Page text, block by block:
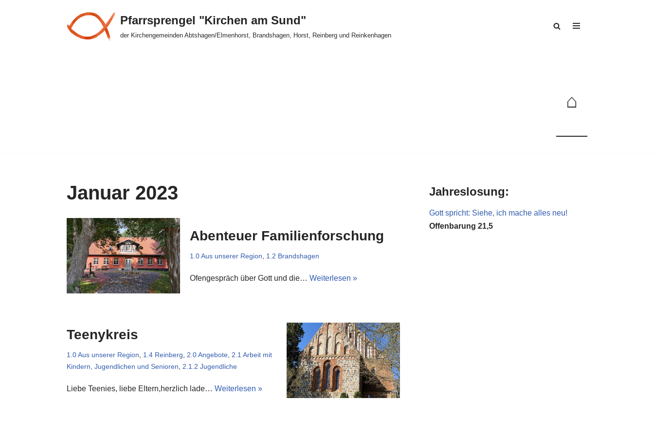
Pfarrsprengel "Kirchen am Sund"
der Kirchengemeinden Abtshagen/Elmenhorst, Brandshagen, Horst, Reinberg und Reinkenhagen
⌂
Januar 2023
Abenteuer Familienforschung
1.0 Aus unserer Region, 1.2 Brandshagen
Ofengespräch über Gott und die… Weiterlesen »
Teenykreis
1.0 Aus unserer Region, 1.4 Reinberg, 2.0 Angebote, 2.1 Arbeit mit
Kindern, Jugendlichen und Senioren, 2.1.2 Jugendliche
Liebe Teenies, liebe Eltern,herzlich lade… Weiterlesen »
Jahreslosung:
Gott spricht: Siehe, ich mache alles neu!
Offenbarung 21,5